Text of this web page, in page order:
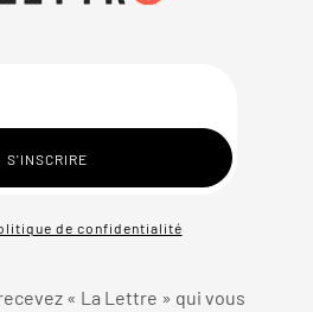
de confidentialité
« La Lettre » qui vous